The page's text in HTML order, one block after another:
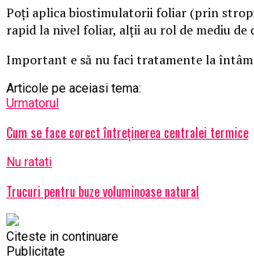
Poți aplica biostimulatorii foliar (prin
rapid la nivel foliar, alții au rol de mediu
Important e să nu faci tratamente la
Articole pe aceiasi tema:
Urmatorul
Cum se face corect întreținerea centralei termice
Nu ratati
Trucuri pentru buze voluminoase natural
Citeste in continuare
Publicitate